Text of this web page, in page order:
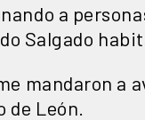
a
Salgado
mandaron a
León.